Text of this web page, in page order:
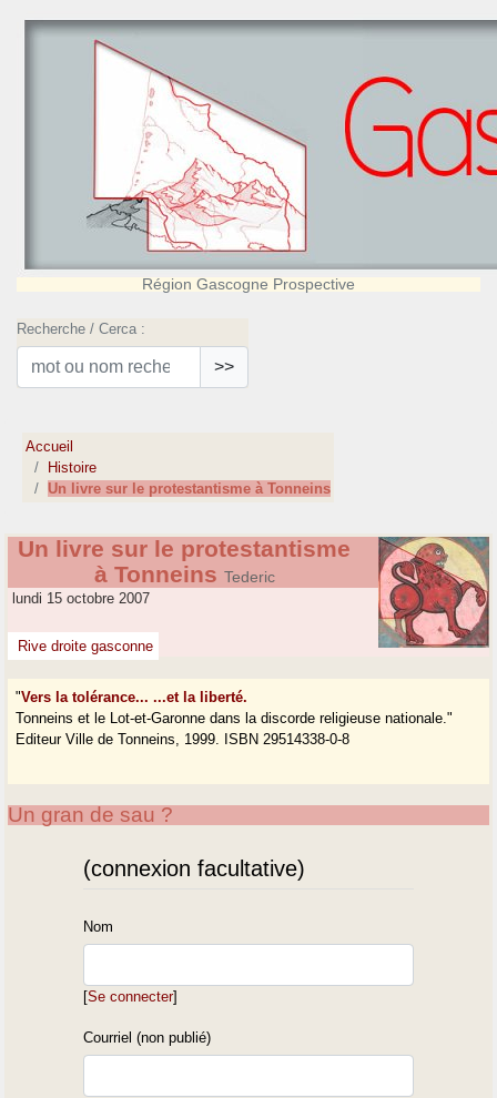
Région Gascogne Prospective
Recherche / Cerca :
>>
Accueil
Histoire
Un livre sur le protestantisme à Tonneins
Un livre sur le protestantisme
à Tonneins Tederic
lundi 15 octobre 2007
Rive droite gasconne
"Vers la tolérance... ...et la liberté.
Tonneins et le Lot-et-Garonne dans la discorde religieuse nationale."
Editeur Ville de Tonneins, 1999. ISBN 29514338-0-8
Un gran de sau ?
(connexion facultative)
Nom
[Se connecter]
Courriel (non publié)